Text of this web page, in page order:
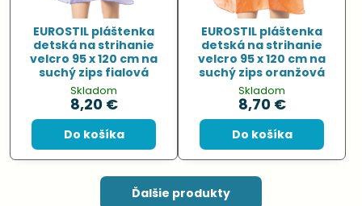
EUROSTIL pláštenka
detská na strihanie
velcro 95 x 120 cm na
suchý zips fialová
Skladom
8,20 €
Do košíka
EUROSTIL pláštenka
detská na strihanie
velcro 95 x 120 cm na
suchý zips oranžová
Skladom
8,70 €
Do košíka
Ďalšie produkty